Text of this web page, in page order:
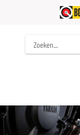
Zoeken